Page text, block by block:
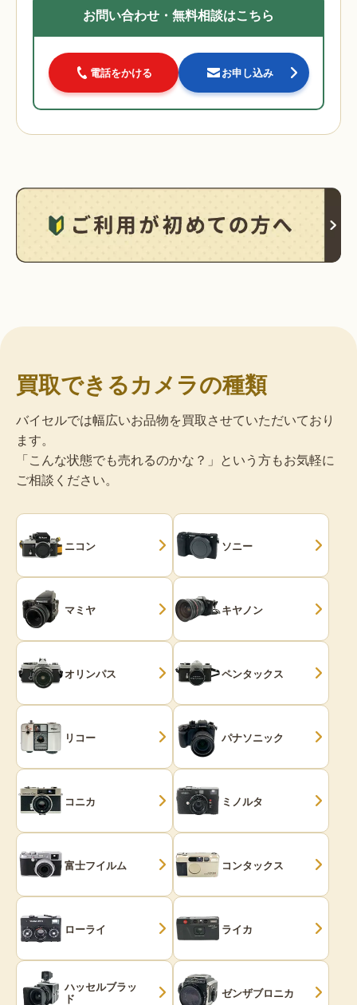
お問い合わせ・無料相談はこちら
電話をかける お申し込み
買取できるカメラの種類
バイセルでは幅広いお品物を買取させていただいており
ます。
「こんな状態でも売れるのかな？」という方もお気軽に
ご相談ください。
ニコン ソニー
マミヤ キヤノン
オリンパス ペンタックス
リコー パナソニック
コニカ ミノルタ
富士フイルム コンタックス
ローライ ライカ
ハッセルブラッ
ド ゼンザブロニカ